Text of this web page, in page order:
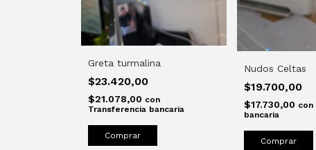
Greta turmalina
$23.420,00
$21.078,00 con
Transferencia bancaria
Comprar
Nudos Celtas
$19.700,00
$17.730,00 con
bancaria
Comprar